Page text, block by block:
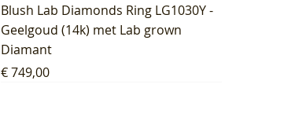
Blush Lab Diamonds Ring LG1030Y -
Geelgoud (14k) met Lab grown
Diamant
Prijs
€ 749,00